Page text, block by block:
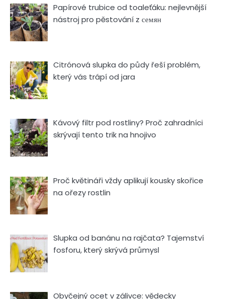
Papírové trubice od toaleťáku: nejlevnější
nástroj pro pěstování z семян
Citrónová slupka do půdy řeší problém,
který vás trápí od jara
Kávový filtr pod rostliny? Proč zahradníci
skrývají tento trik na hnojivo
Proč květináři vždy aplikují kousky skořice
na ořezy rostlin
Slupka od banánu na rajčata? Tajemství
fosforu, který skrývá průmysl
Obyčejný ocet v zálivce: vědecky